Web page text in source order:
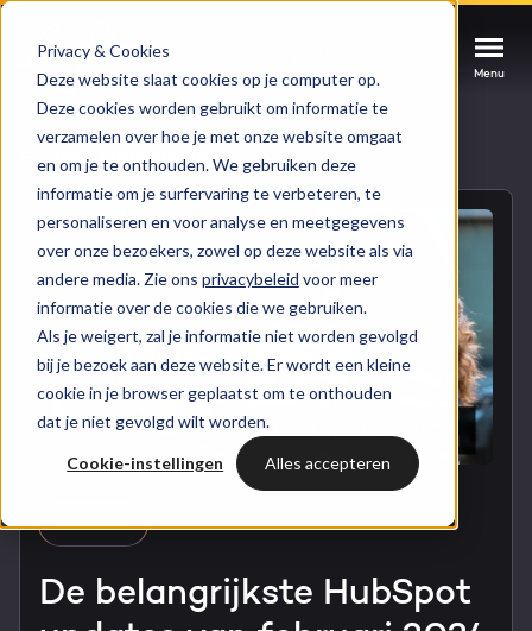
Privacy & Cookies
Deze website slaat cookies op je computer op.
Deze cookies worden gebruikt om informatie te
verzamelen over hoe je met onze website omgaat
en om je te onthouden. We gebruiken deze
informatie om je surfervaring te verbeteren, te
personaliseren en voor analyse en meetgegevens
over onze bezoekers, zowel op deze website als via
andere media. Zie ons privacybeleid voor meer
informatie over de cookies die we gebruiken.
Als je weigert, zal je informatie niet worden gevolgd
bij je bezoek aan deze website. Er wordt een kleine
cookie in je browser geplaatst om te onthouden
dat je niet gevolgd wilt worden.
Cookie-instellingen Alles accepteren
Menu
Menu
HUBSPOT SERVICES
HubSpot implementatie
HubSpot automations
HubSpot integraties
Cases
Branches
Bright
WELKOM BIJ BRIGHT
Team
Inspiratie
Blog
Menu
Could not loads results. Please refresh the
page.
Naar blogoverzicht
HUBSPOT
De belangrijkste HubSpot